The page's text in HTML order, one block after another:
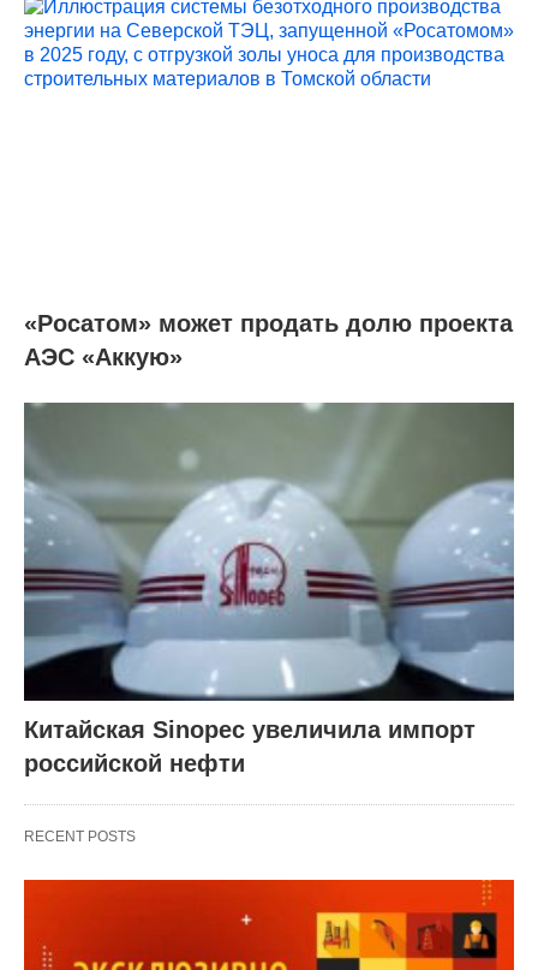
«Росатом» может продать долю проекта
АЭС «Аккую»
Китайская Sinopec увеличила импорт
российской нефти
RECENT POSTS